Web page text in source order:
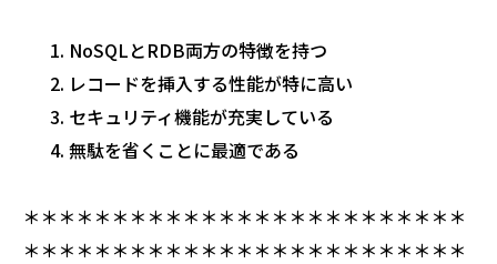
NoSQLとRDB両方の特徴を持つ
レコードを挿入する性能が特に高い
セキュリティ機能が充実している
無駄を省くことに最適である
＊＊＊＊＊＊＊＊＊＊＊＊＊＊＊＊＊＊＊＊＊＊＊＊＊
＊＊＊＊＊＊＊＊＊＊＊＊＊＊＊＊＊＊＊＊＊＊＊＊＊